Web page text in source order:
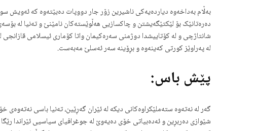
بەڵام بەداخەوە دیاردەیەکی ناشیرین زۆر جار دووپات دەبێتەوە کە ئەویش
دەرەتانێک بۆ لێکتێگەیشتن و چاکسازیی هەڵوێستەکان نامێنێ و تەنیا لە
شانتاژچی و لە کۆتاییشدا دوژمنی سەرەکیمان واتا کۆماری ئیسلامی قازانجی
لە پەراوێز کورتی کەینەوە و بڕۆینە سەر ئەسلێ مەبەست.
پێش باس:
گەر لە نەتەوە ستەملێکراوەکانی دیکە لە ئێران گەڕێین، تەنیا باسی
شێوازی دەربڕین و ئەدەبیاتی خۆی دەیەوێ لە جوغرافیای سیاسیی ئێراندا